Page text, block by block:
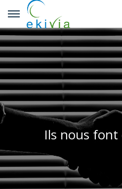
Ils nous font